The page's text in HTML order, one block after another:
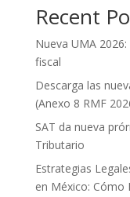
Recent
Nueva UMA
fiscal
Descarga las
(Anexo 8 RMF
SAT da nueva
Tributario
Estrategias
en México: Cómo